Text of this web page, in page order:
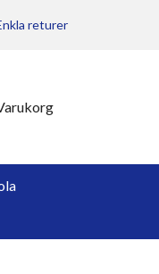
returer